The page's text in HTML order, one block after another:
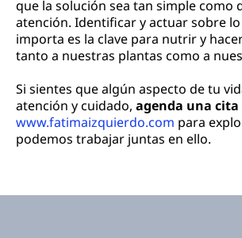
que la solución sea tan simple como
atención. Identificar y actuar sobre
importa es la clave para nutrir y
tanto a nuestras plantas como a
Si sientes que algún aspecto de tu
atención y cuidado, agenda una cita
www.fatimaizquierdo.com para
podemos trabajar juntas en ello.